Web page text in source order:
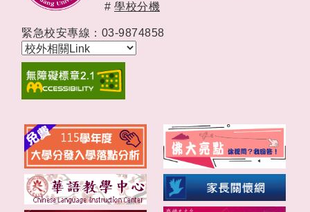
# 學校分機
緊急校安專線：03-9874858